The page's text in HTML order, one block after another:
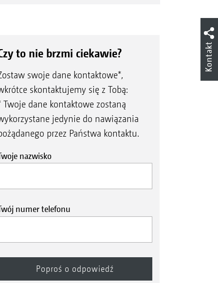
to nie brzmi ciekawie?
swoje dane kontaktowe*,
skontaktujemy się z Tobą:
Twoje dane kontaktowe zostaną
jedynie do nawiązania
przez Państwa kontaktu.
nazwisko
numer telefonu
Kontakt